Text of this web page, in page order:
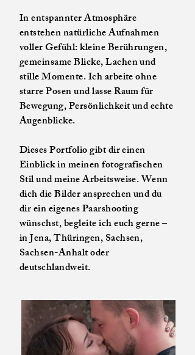
In entspannter Atmosphäre
entstehen natürliche Aufnahmen
voller Gefühl: kleine Berührungen,
gemeinsame Blicke, Lachen und
stille Momente. Ich arbeite ohne
starre Posen und lasse Raum für
Bewegung, Persönlichkeit und echte
Augenblicke.
Dieses Portfolio gibt dir einen
Einblick in meinen fotografischen
Stil und meine Arbeitsweise. Wenn
dich die Bilder ansprechen und du
dir ein eigenes Paarshooting
wünschst, begleite ich euch gerne –
in Jena, Thüringen, Sachsen,
Sachsen-Anhalt oder
deutschlandweit.